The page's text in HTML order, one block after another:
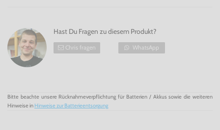
Hast Du Fragen zu diesem Produkt?
Chris fragen WhatsApp
Bitte beachte unsere Rücknahmeverpflichtung für Batterien / Akkus sowie die weiteren
Hinweise in Hinweise zur Batterieentsorgung